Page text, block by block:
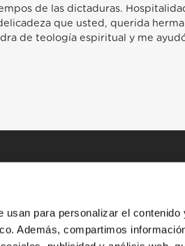
usan para personalizar el
Además, compartimos
de las dictaduras.
que usted, querida
de teología espiritual y me